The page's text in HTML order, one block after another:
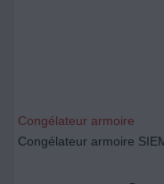
Congélateur armoire
Congélateur armoire